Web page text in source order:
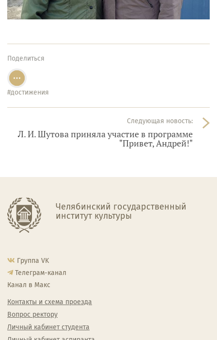
Поделиться
#достижения
Следующая новость:
Л. И. Шутова приняла участие в программе
"Привет, Андрей!"
Челябинский государственный
институт культуры
Группа VK
Телеграм-канал
Канал в Макс
Контакты и схема проезда
Вопрос ректору
Личный кабинет студента